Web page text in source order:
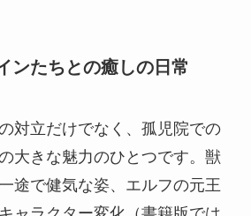
ンたちとの癒しの日常
対立だけでなく、孤児院での
大きな魅力のひとつです。獣
途で健気な姿、エルフの元王